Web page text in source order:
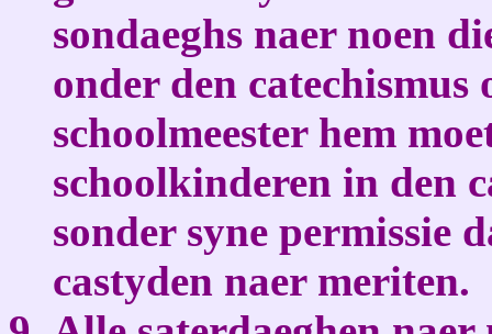
sondaeghs naer noen
onder den catechismus
schoolmeester hem
schoolkinderen in den
sonder syne permissie
castyden naer meriten.